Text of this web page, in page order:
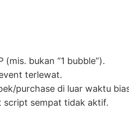
bukan “1 bubble”).
terlewat.
purchase di luar waktu
script sempat tidak aktif.